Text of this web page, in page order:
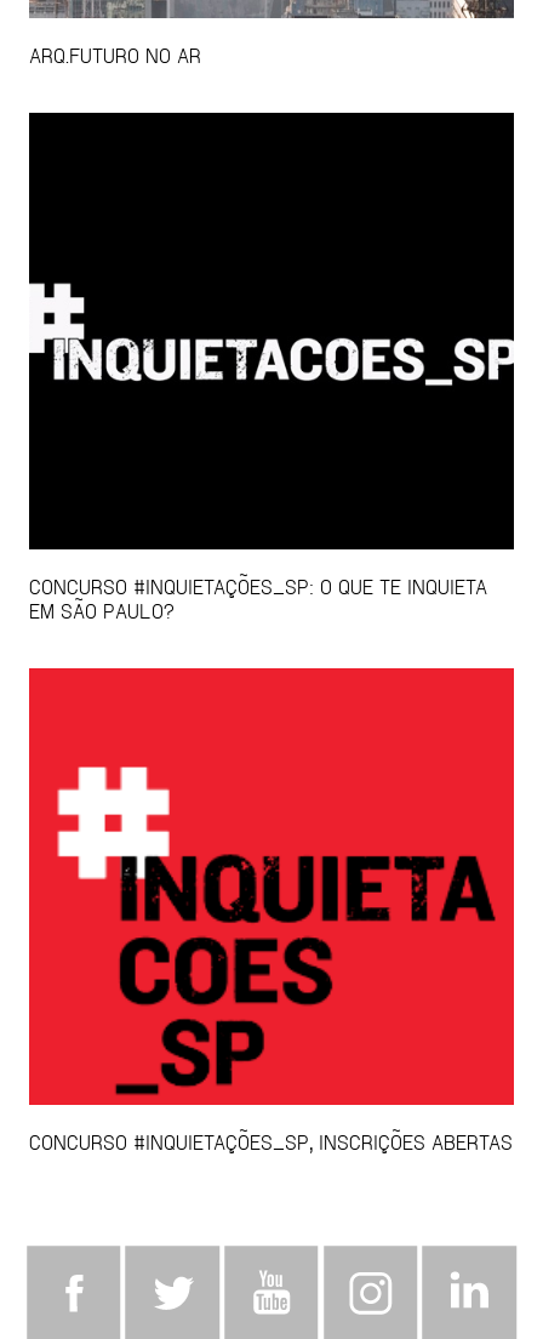
ARQ.FUTURO NO AR
CONCURSO #INQUIETAÇÕES_SP: O QUE TE INQUIETA
EM SÃO PAULO?
CONCURSO #INQUIETAÇÕES_SP, INSCRIÇÕES ABERTAS